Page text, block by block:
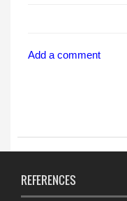
Add a comment
REFERENCES